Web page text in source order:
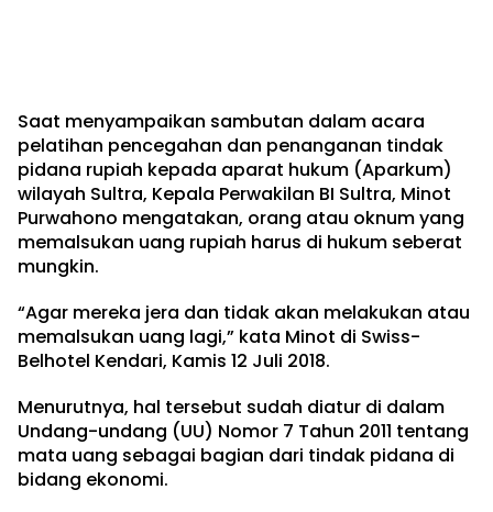
Saat menyampaikan sambutan dalam acara
pelatihan pencegahan dan penanganan tindak
pidana rupiah kepada aparat hukum (Aparkum)
wilayah Sultra, Kepala Perwakilan BI Sultra, Minot
Purwahono mengatakan, orang atau oknum yang
memalsukan uang rupiah harus di hukum seberat
mungkin.
“Agar mereka jera dan tidak akan melakukan atau
memalsukan uang lagi,” kata Minot di Swiss-
Belhotel Kendari, Kamis 12 Juli 2018.
Menurutnya, hal tersebut sudah diatur di dalam
Undang-undang (UU) Nomor 7 Tahun 2011 tentang
mata uang sebagai bagian dari tindak pidana di
bidang ekonomi.